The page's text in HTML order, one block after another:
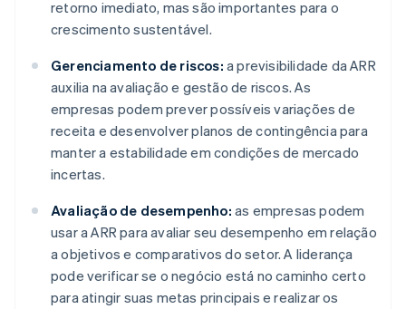
retorno imediato, mas são importantes para o
crescimento sustentável.
Gerenciamento de riscos: a previsibilidade da ARR
auxilia na avaliação e gestão de riscos. As
empresas podem prever possíveis variações de
receita e desenvolver planos de contingência para
manter a estabilidade em condições de mercado
incertas.
Avaliação de desempenho: as empresas podem
usar a ARR para avaliar seu desempenho em relação
a objetivos e comparativos do setor. A liderança
pode verificar se o negócio está no caminho certo
para atingir suas metas principais e realizar os